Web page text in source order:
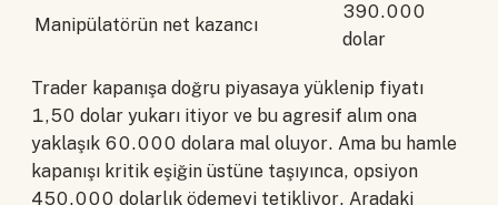
Manipülatörün net kazancı
390.000
dolar
Trader kapanışa doğru piyasaya yüklenip fiyatı
1,50 dolar yukarı itiyor ve bu agresif alım ona
yaklaşık 60.000 dolara mal oluyor. Ama bu hamle
kapanışı kritik eşiğin üstüne taşıyınca, opsiyon
450.000 dolarlık ödemeyi tetikliyor. Aradaki